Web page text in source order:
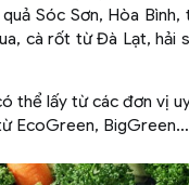
Sóc Sơn, Hòa
cà rốt từ Đà Lạt, hải
thể lấy từ các đơn vị
EcoGreen, BigGreen…